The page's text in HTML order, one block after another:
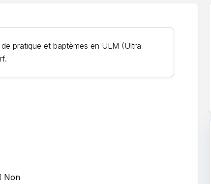
pratique et baptèmes en ULM (Ultra
Non